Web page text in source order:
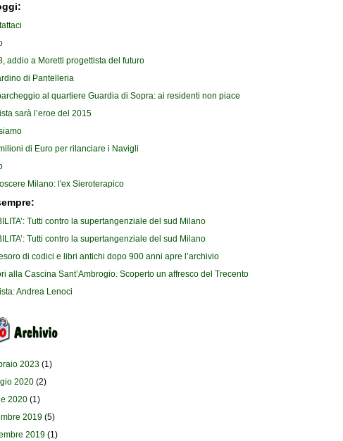
addio a Moretti progettista del futuro
di Pantelleria
al quartiere Guardia di Sopra: ai residenti non piace
sarà l’eroe del 2015
di Euro per rilanciare i Navigli
Milano: l'ex Sieroterapico
Tutti contro la supertangenziale del sud Milano
Tutti contro la supertangenziale del sud Milano
di codici e libri antichi dopo 900 anni apre l’archivio
alla Cascina Sant’Ambrogio. Scoperto un affresco del Trecento
Andrea Lenoci
2023 (1)
2020 (2)
2020 (1)
2019 (5)
2019 (1)